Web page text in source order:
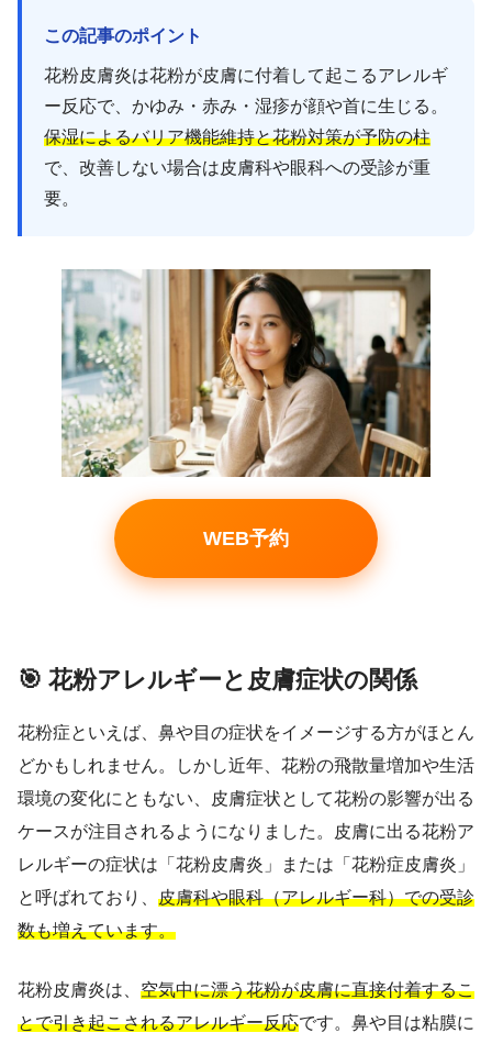
この記事のポイント
花粉皮膚炎は花粉が皮膚に付着して起こるアレルギ
ー反応で、かゆみ・赤み・湿疹が顔や首に生じる。
保湿によるバリア機能維持と花粉対策が予防の柱
で、改善しない場合は皮膚科や眼科への受診が重
要。
WEB予約
🎯 花粉アレルギーと皮膚症状の関係
花粉症といえば、鼻や目の症状をイメージする方がほとん
どかもしれません。しかし近年、花粉の飛散量増加や生活
環境の変化にともない、皮膚症状として花粉の影響が出る
ケースが注目されるようになりました。皮膚に出る花粉ア
レルギーの症状は「花粉皮膚炎」または「花粉症皮膚炎」
と呼ばれており、 皮膚科や眼科（アレルギー科）での受診
数も増えています。
花粉皮膚炎は、 空気中に漂う花粉が皮膚に直接付着するこ
とで引き起こされるアレルギー反応です。鼻や目は粘膜に